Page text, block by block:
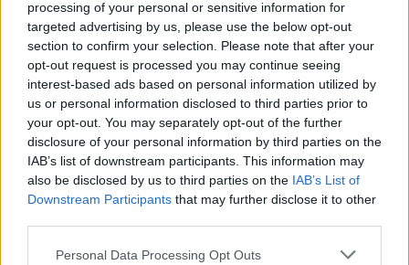
processing of your personal or sensitive information for
targeted advertising by us, please use the below opt-out
section to confirm your selection. Please note that after your
opt-out request is processed you may continue seeing
interest-based ads based on personal information utilized by
us or personal information disclosed to third parties prior to
your opt-out. You may separately opt-out of the further
disclosure of your personal information by third parties on the
IAB’s list of downstream participants. This information may
also be disclosed by us to third parties on the IAB’s List of
Downstream Participants that may further disclose it to other
Please note that this website/app uses one or more Google
Personal Data Processing Opt Outs
ευρώ για το μονοπρόσωπο νοικοκυριό,
προσαυξανόμενη κατά 15.000 ευρώ για κάθε
πρόσθετο μέλος και έως ανώτατο όριο
180.000 ευρώ.
iii. Τα μέλη του νοικοκυριού δεν εμπίπτουν
στιςδιατάξειςτουφόρου πολυτελείαςκαι
δεν δηλώνουν δαπάνες διαβίωσης για
αμοιβές πληρωμάτων σκαφών αναψυχής,
δίδακτρα σε ιδιωτικά σχολεία και για
οικιακούς βοηθούς, οδηγούς αυτοκινήτων,